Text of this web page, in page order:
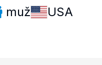
muž USA